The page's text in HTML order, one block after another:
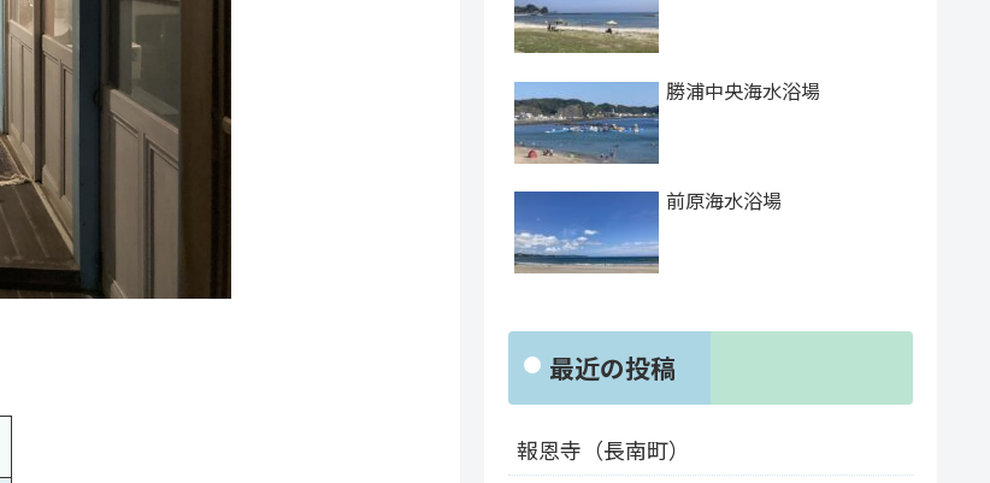
勝浦中央海水浴場
前原海水浴場
最近の投稿
報恩寺（長南町）